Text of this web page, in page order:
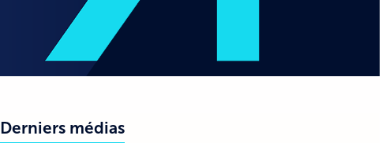
Derniers médias